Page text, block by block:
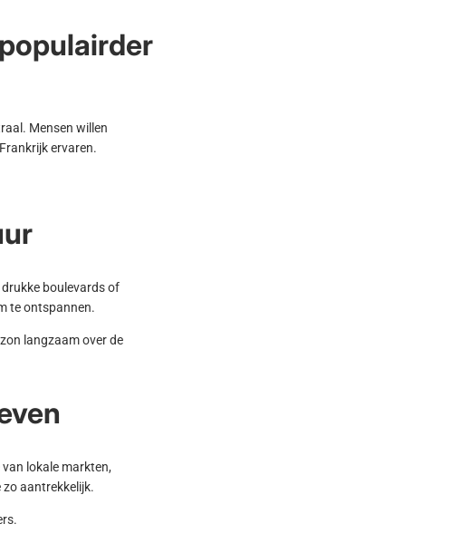
Mensen willen
ervaren.
boulevards of
te ontspannen.
langzaam over de
lokale markten,
aantrekkelijk.